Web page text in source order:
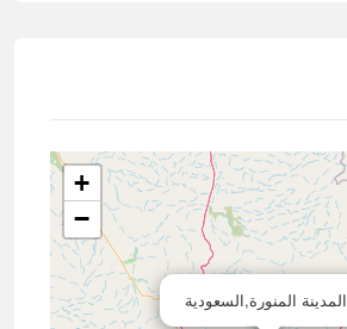
المدينة المنورة,السعودية
+
−